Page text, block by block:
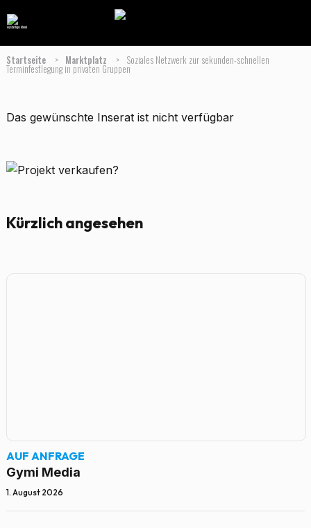
Startseite > Marktplatz > Soziales Netzwerk zur sekunden-schnellen
Terminfestlegung in privaten Gruppen
Das gewünschte Inserat ist nicht verfügbar
Kürzlich angesehen
AUF ANFRAGE
Gymi Media
1. August 2026